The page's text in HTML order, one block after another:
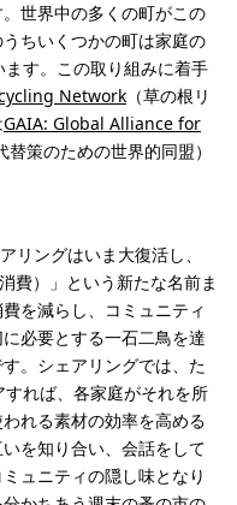
世界中の多くの町がこの
ちいくつかの町は家庭の
す。この取り組みに着手
Network （草の根リ
GAIA: Global Alliance for
替策のための世界的同盟）
リングはいま大復活し、
消費）」という新たな名前ま
を減らし、コミュニティ
必要とする一石二鳥を達
。シェアリングでは、た
れば、各家庭がそれを所
れる素材の効率を高める
を知り合い、会話をして
ュニティの隠し味となり